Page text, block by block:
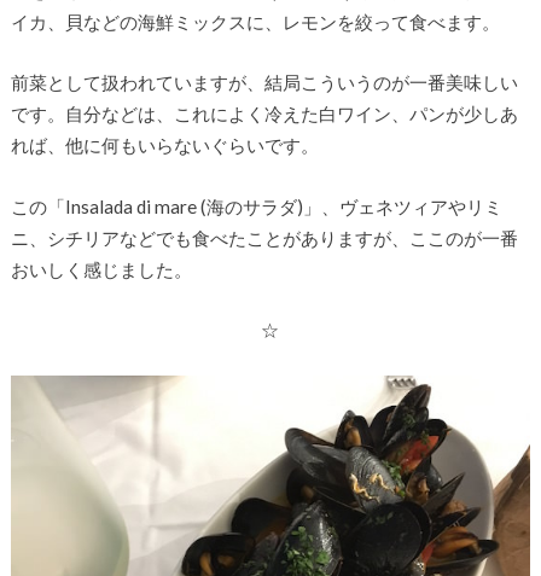
イカ、貝などの海鮮ミックスに、レモンを絞って食べます。
前菜として扱われていますが、結局こういうのが一番美味しい
です。自分などは、これによく冷えた白ワイン、パンが少しあ
れば、他に何もいらないぐらいです。
この「Insalada di mare (海のサラダ)」、ヴェネツィアやリミ
ニ、シチリアなどでも食べたことがありますが、ここのが一番
おいしく感じました。
☆